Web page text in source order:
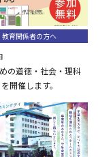
教育関係者の方へ
の道徳・社会・理科
開催します。